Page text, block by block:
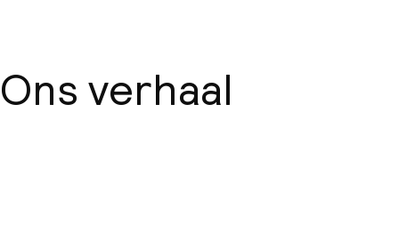
Ons verhaal